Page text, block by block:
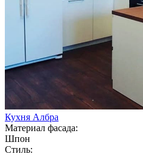
Кухня Албра
Материал фасада:
Шпон
Стиль: